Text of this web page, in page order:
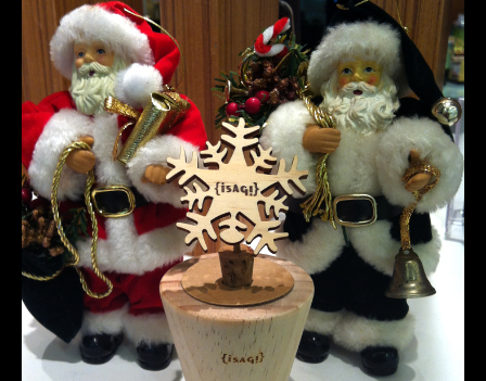
單方純精油
複方純精油
品牌故事
聯絡我們
商品註冊
網路商店